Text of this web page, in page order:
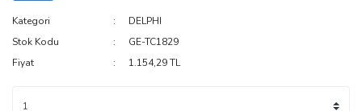
Kategori
DELPHI
Stok Kodu
GE-TC1829
Fiyat
1.154,29 TL